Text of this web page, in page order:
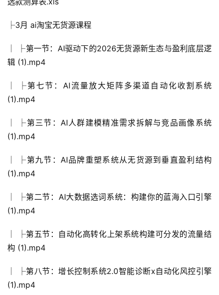
├3月 ai淘宝无货源课程
│ ├第一节：AI驱动下的2026无货源新生态与盈利底层逻
辑 (1).mp4
│ ├第七节：AI流量放大矩阵多渠道自动化收割系统
(1).mp4
│ ├第三节：AI人群建模精准需求拆解与竞品画像系统
(1).mp4
│ ├第九节：AI品牌重塑系统从无货源到垂直盈利结构
(1).mp4
│ ├第二节：AI大数据选词系统：构建你的蓝海入口引擎
(1).mp4
│ ├第五节：自动化高转化上架系统构建可分发的流量结
构 (1).mp4
│ ├第八节：增长控制系统2.0智能诊断x自动化风控引擎
(1).mp4